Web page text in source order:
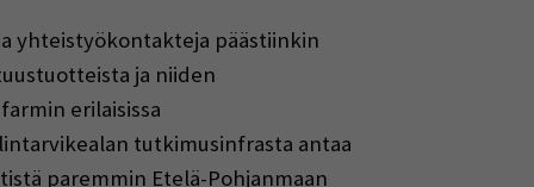
yhteistyökontakteja päästiinkin
ja niiden
erilaisissa
tutkimusinfrasta antaa
paremmin Etelä-Pohjanmaan